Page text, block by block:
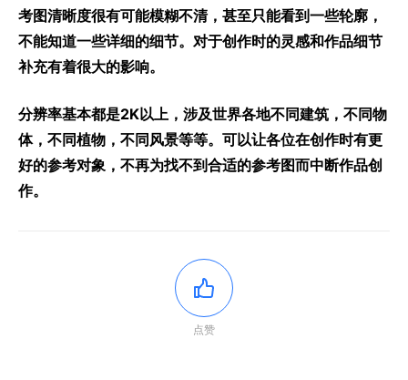
考图清晰度很有可能模糊不清，甚至只能看到一些轮廓，
不能知道一些详细的细节。对于创作时的灵感和作品细节
补充有着很大的影响。
分辨率基本都是2K以上，涉及世界各地不同建筑，不同物
体，不同植物，不同风景等等。可以让各位在创作时有更
好的参考对象，不再为找不到合适的参考图而中断作品创
作。
点赞